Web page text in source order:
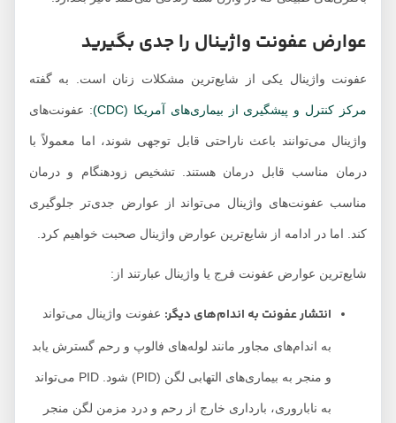
عوارض عفونت واژینال را جدی بگیرید
عفونت واژینال یکی از شایع‌ترین مشکلات زنان است. به گفته
مرکز کنترل و پیشگیری از بیماری‌های آمریکا (CDC) : عفونت‌های
واژینال می‌توانند باعث ناراحتی قابل توجهی شوند، اما معمولاً با
درمان مناسب قابل درمان هستند. تشخیص زودهنگام و درمان
مناسب عفونت‌های واژینال می‌تواند از عوارض جدی‌تر جلوگیری
کند. اما در ادامه از شایع‌ترین عوارض واژینال صحبت خواهیم کرد.
شایع‌ترین عوارض عفونت فرج یا واژینال عبارتند از:
انتشار عفونت به اندام‌های دیگر: عفونت واژینال می‌تواند
به اندام‌های مجاور مانند لوله‌های فالوپ و رحم گسترش یابد
و منجر به بیماری‌های التهابی لگن (PID) شود. PID می‌تواند
به ناباروری، بارداری خارج از رحم و درد مزمن لگن منجر